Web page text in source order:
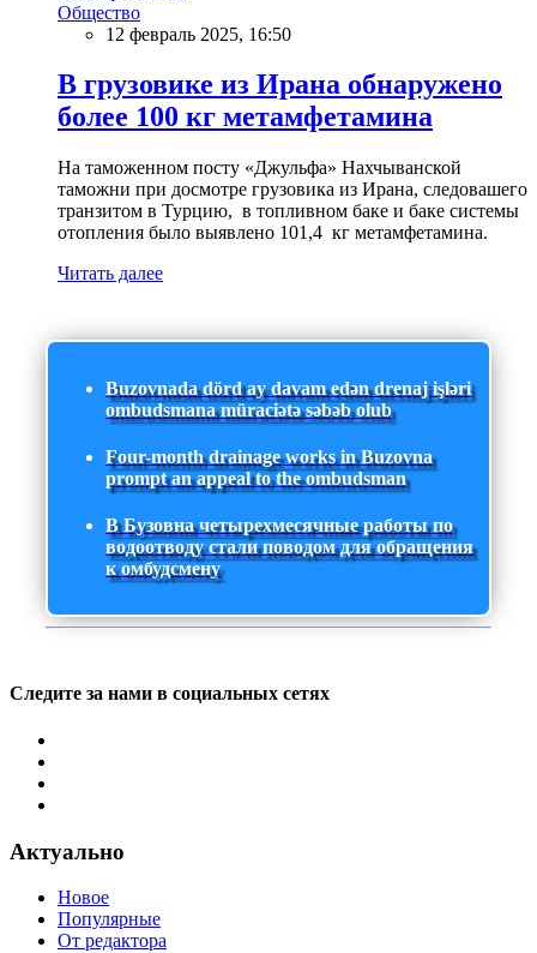
Общество
12 февраль 2025, 16:50
В грузовике из Ирана обнаружено
более 100 кг метамфетамина
На таможенном посту «Джульфа» Нахчыванской
таможни при досмотре грузовика из Ирана, следовашего
транзитом в Турцию, в топливном баке и баке системы
отопления было выявлено 101,4 кг метамфетамина.
Читать далее
Buzovnada dörd ay davam edən drenaj işləri
ombudsmana müraciətə səbəb olub
Four-month drainage works in Buzovna
prompt an appeal to the ombudsman
В Бузовна четырехмесячные работы по
водоотводу стали поводом для обращения
к омбудсмену
Следите за нами в социальных сетях
Актуально
Новое
Популярные
От редактора